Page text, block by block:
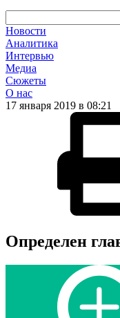
Новости
Аналитика
Интервью
Медиа
Сюжеты
О нас
17 января 2019 в 08:21
Определен